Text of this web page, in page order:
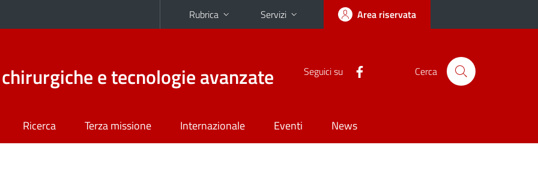
Rubrica Servizi Area riservata
e tecnologie avanzate Seguici su Cerca
Ricerca Terza missione Internazionale Eventi News